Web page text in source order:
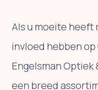
Als u moeite heeft
invloed hebben op
Engelsman Optiek
een breed